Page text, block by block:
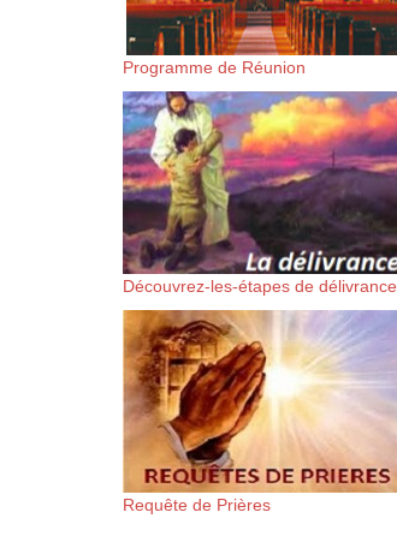
Programme de Réunion
Découvrez-les-étapes de délivrance
Requête de Prières